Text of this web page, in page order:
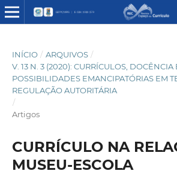
INÍCIO / ARQUIVOS /
V. 13 N. 3 (2020): CURRÍCULOS, DOCÊNCIA
POSSIBILIDADES EMANCIPATÓRIAS EM
REGULAÇÃO AUTORITÁRIA
/
Artigos
CURRÍCULO NA
MUSEU-ESCOLA